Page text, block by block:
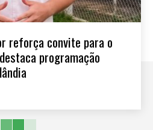
reforça convite para o
programação